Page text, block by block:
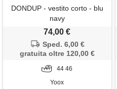
DONDUP - vestito corto - blu
navy
74,00 €
Sped. 6,00 €
gratuita oltre 120,00 €
44 46
Yoox